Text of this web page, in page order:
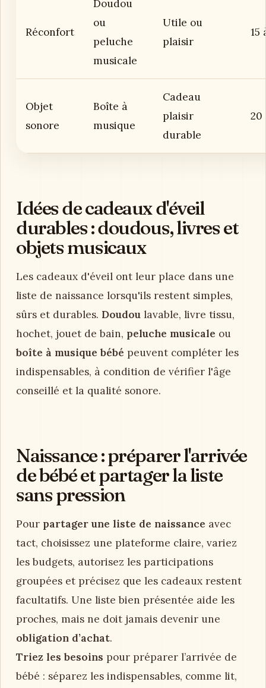
Réconfort
Doudou
ou
peluche
musicale
Utile ou
plaisir
15
Objet
sonore
Boîte à
musique
Cadeau
plaisir
durable
20
Idées de cadeaux d'éveil
durables : doudous, livres et
objets musicaux
Les cadeaux d'éveil ont leur place dans une
liste de naissance lorsqu'ils restent simples,
sûrs et durables. Doudou lavable, livre tissu,
hochet, jouet de bain, peluche musicale ou
boîte à musique bébé peuvent compléter les
indispensables, à condition de vérifier l'âge
conseillé et la qualité sonore.
Naissance : préparer l'arrivée
de bébé et partager la liste
sans pression
Pour partager une liste de naissance avec
tact, choisissez une plateforme claire, variez
les budgets, autorisez les participations
groupées et précisez que les cadeaux restent
facultatifs. Une liste bien présentée aide les
proches, mais ne doit jamais devenir une
obligation d’achat.
Triez les besoins pour préparer l’arrivée de
bébé : séparez les indispensables, comme lit,